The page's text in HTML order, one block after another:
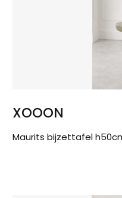
XOOON
Maurits bijzettafel